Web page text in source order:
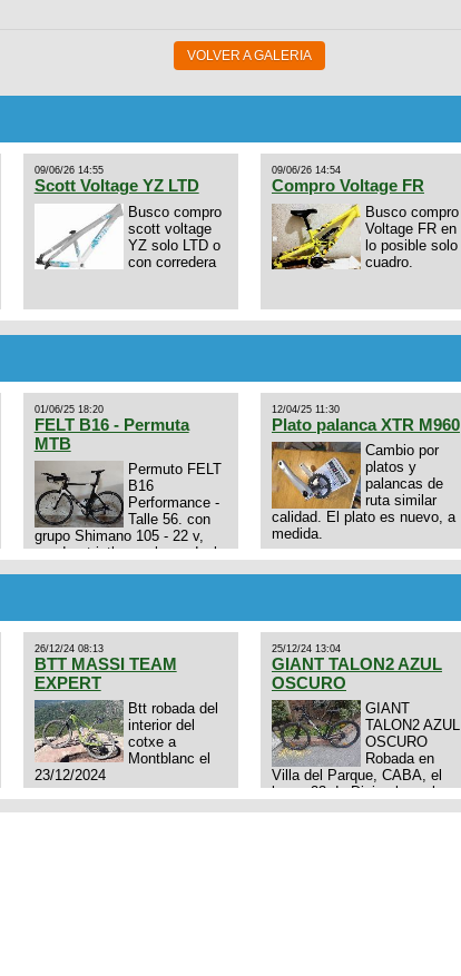
VOLVER A GALERIA
09/06/26 14:55
Scott Voltage YZ LTD
Busco compro
scott voltage
YZ solo LTD o
con corredera
09/06/26 14:54
Compro Voltage FR
Busco compro
Voltage FR en
lo posible solo
cuadro.
01/06/25 18:20
FELT B16 - Permuta
MTB
Permuto FELT
B16
Performance -
Talle 56. con
grupo Shimano 105 - 22 v,
cuadro: triatlon carbono dual
12/04/25 11:30
Plato palanca XTR M960
Cambio por
platos y
palancas de
ruta similar
calidad. El plato es nuevo, a
medida.
26/12/24 08:13
BTT MASSI TEAM
EXPERT
Btt robada del
interior del
cotxe a
Montblanc el
23/12/2024
25/12/24 13:04
GIANT TALON2 AZUL
OSCURO
GIANT
TALON2 AZUL
OSCURO
Robada en
Villa del Parque, CABA, el
lunes 23 de Diciembre a las
11:38 am, hay video del